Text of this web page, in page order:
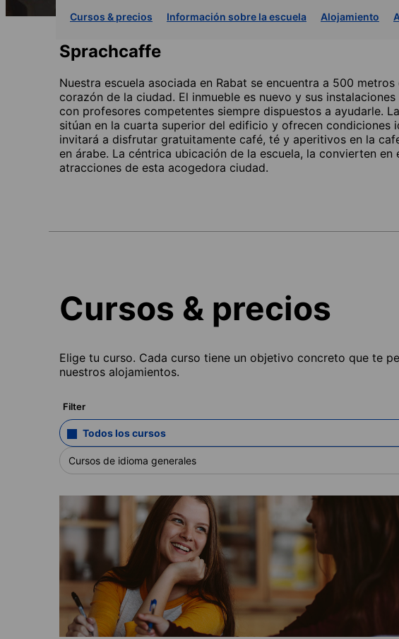
Cursos & precios Información sobre la escuela Alojamiento
Sprachcaffe
Nuestra escuela asociada en Rabat se encuentra a 500
corazón de la ciudad. El inmueble es nuevo y sus
con profesores competentes siempre dispuestos a ayudarle.
sitúan en la cuarta superior del edificio y ofrecen condiciones
invitará a disfrutar gratuitamente café, té y aperitivos en la
en árabe. La céntrica ubicación de la escuela, la convierten
atracciones de esta acogedora ciudad.
Cursos & precios
Elige tu curso. Cada curso tiene un objetivo concreto que te
nuestros alojamientos.
Filter
Todos los cursos
Cursos de idioma generales